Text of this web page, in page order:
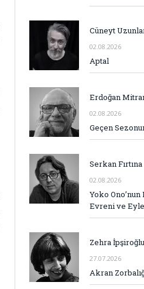
Cüneyt
02.08.2026
Aptal
Erdoğan
02.08.2026
Geçen
Serkan Fırtına
02.08.2026
Yoko
Evreni ve
Zehra İpşiroğlu
27.07.2026
Akran